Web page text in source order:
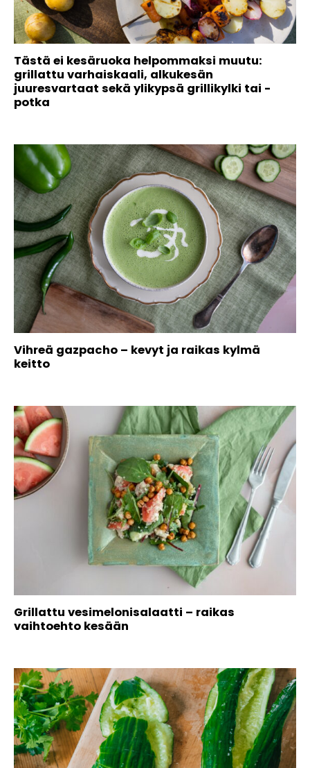
Tästä ei kesäruoka helpommaksi muutu:
grillattu varhaiskaali, alkukesän
juuresvartaat sekä ylikypsä grillikylki tai -
potka
Vihreä gazpacho – kevyt ja raikas kylmä
keitto
Grillattu vesimelonisalaatti – raikas
vaihtoehto kesään